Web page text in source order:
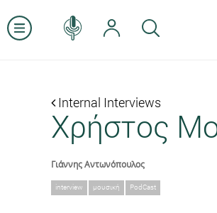
Internal Interviews
Χρήστος
Γιάννης Αντωνόπουλος
interview μουσική PodCast